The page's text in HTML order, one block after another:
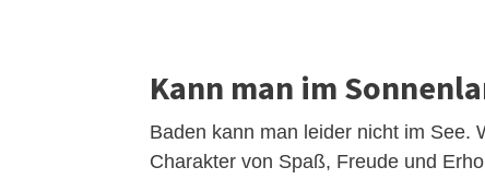
Kann man im
Baden kann man leider nicht im See.
Charakter von Spaß, Freude und